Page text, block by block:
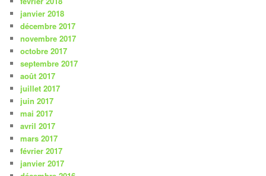
janvier 2018
décembre 2017
novembre 2017
octobre 2017
septembre 2017
août 2017
juillet 2017
juin 2017
mai 2017
avril 2017
mars 2017
février 2017
janvier 2017